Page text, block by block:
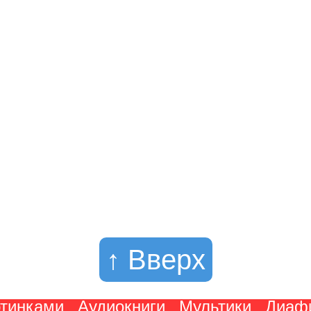
↑ Вверх
Аудиокниги Мультики